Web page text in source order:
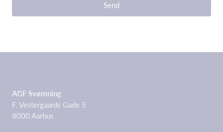
Send
AGF Svømning
F. Vestergaards Gade 5
8000 Aarhus